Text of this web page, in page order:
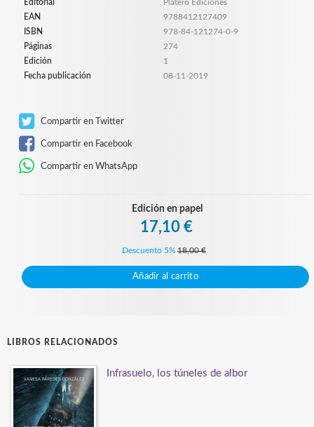
Editorial
Platero Ediciones
EAN
9788412127409
ISBN
978-84-121274-0-9
Páginas
274
Edición
1
Fecha publicación
08-11-2019
Compartir en Twitter
Compartir en Facebook
Compartir en WhatsApp
Edición en papel
17,10 €
Descuento 5% 18,00 €
Añadir al carrito
LIBROS RELACIONADOS
Infrasuelo, los túneles de albor